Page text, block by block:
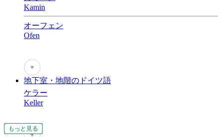
もっと見る
もっと見る
もっと見る
もっと見る
もっと見る
もっと見る
もっと見る
もっと見る
もっと見る
もっと見る
もっと見る
Kamin
オーフェン
Ofen
♥
地下室・地階のドイツ語
ケラー
Keller
♥
もっと見る
もっと見る
もっと見る
もっと見る
もっと見る
もっと見る
もっと見る